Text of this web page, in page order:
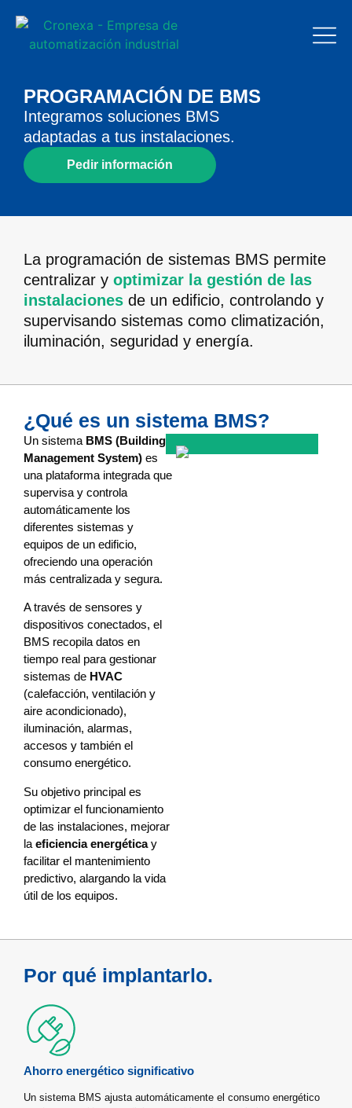
PROGRAMACIÓN DE BMS
Integramos soluciones BMS
adaptadas a tus instalaciones.
Pedir información
La programación de sistemas BMS permite
centralizar y optimizar la gestión de las
instalaciones de un edificio, controlando y
supervisando sistemas como climatización,
iluminación, seguridad y energía.
¿Qué es un sistema BMS?
Un sistema BMS (Building
Management System) es
una plataforma integrada que
supervisa y controla
automáticamente los
diferentes sistemas y
equipos de un edificio,
ofreciendo una operación
más centralizada y segura.
A través de sensores y
dispositivos conectados, el
BMS recopila datos en
tiempo real para gestionar
sistemas de HVAC
(calefacción, ventilación y
aire acondicionado),
iluminación, alarmas,
accesos y también el
consumo energético.
Su objetivo principal es
optimizar el funcionamiento
de las instalaciones, mejorar
la eficiencia energéticay
facilitar el mantenimiento
predictivo, alargando la vida
útil de los equipos.
Por qué implantarlo.
Ahorro energético significativo
Un sistema BMS ajusta automáticamente el consumo energético